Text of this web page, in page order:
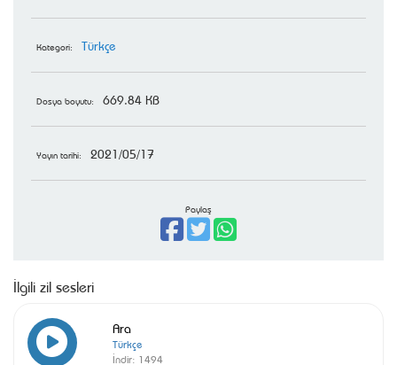
Kategori: Türkçe
Dosya boyutu: 669.84 KB
Yayın tarihi: 2021/05/17
Paylaş
İlgili zil sesleri
Ara
Türkçe
İndir: 1494